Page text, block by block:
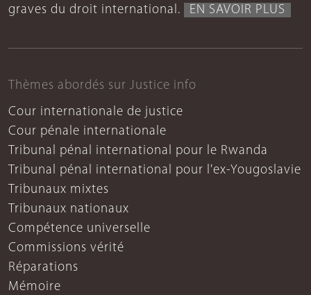
graves du droit international.
EN SAVOIR PLUS
Thèmes abordés sur Justice info
Cour internationale de justice
Cour pénale internationale
Tribunal pénal international pour le Rwanda
Tribunal pénal international pour l'ex-Yougoslavie
Tribunaux mixtes
Tribunaux nationaux
Compétence universelle
Commissions vérité
Réparations
Mémoire